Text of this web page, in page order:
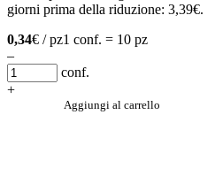
giorni prima della riduzione: 3,39€.
0,34€ / pz1 conf. = 10 pz
–
conf.
+
Aggiungi al carrello